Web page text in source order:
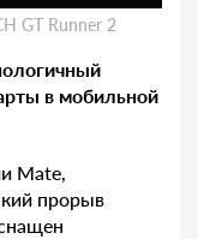
GT Runner 2
в мобильной
Mate,
прорыв